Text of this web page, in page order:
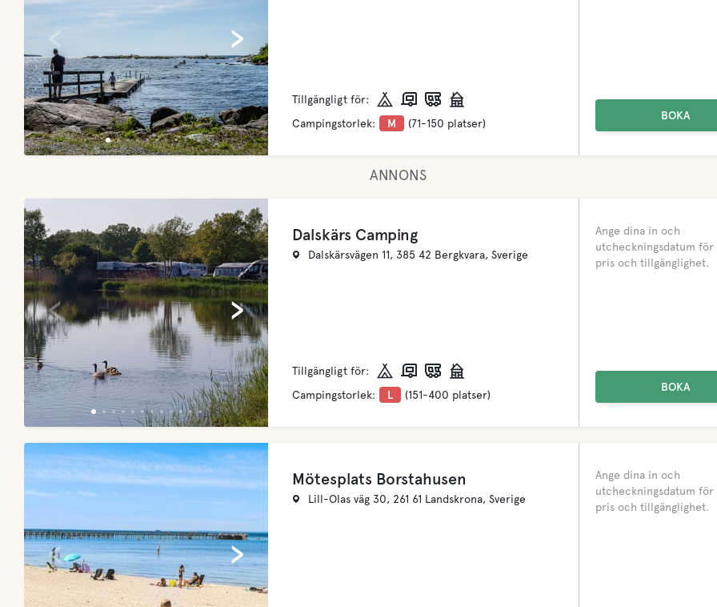
›
‹
Tillgängligt för:
Campingstorlek:
M (71-150 platser)
BOKA
ANNONS
›
‹
Dalskärs Camping
Dalskärsvägen 11, 385 42 Bergkvara, Sverige
Tillgängligt för:
Campingstorlek:
L (151-400 platser)
Ange dina in och
utcheckningsdatum för
pris och tillgänglighet.
BOKA
›
‹
Mötesplats Borstahusen
Lill-Olas väg 30, 261 61 Landskrona, Sverige
Ange dina in och
utcheckningsdatum för
pris och tillgänglighet.